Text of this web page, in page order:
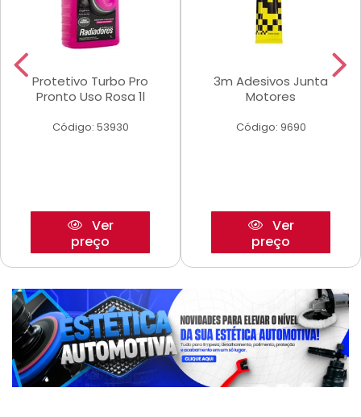
Protetivo Turbo Pro
Pronto Uso Rosa 1l
Código: 53930
Ver
preço
3m Adesivos Junta
Motores
Código: 9690
Ver
preço